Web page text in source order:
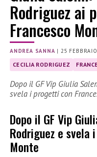
Rodriguez ai
Francesco
ANDREA SANNA | 25
CECILIA RODRIGUEZ
Dopo il GF Vip Giulia
svela i progetti con
Dopo il GF Vip
Rodriguez e
Monte